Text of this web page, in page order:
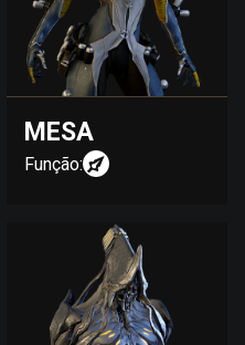
MESA
Função: